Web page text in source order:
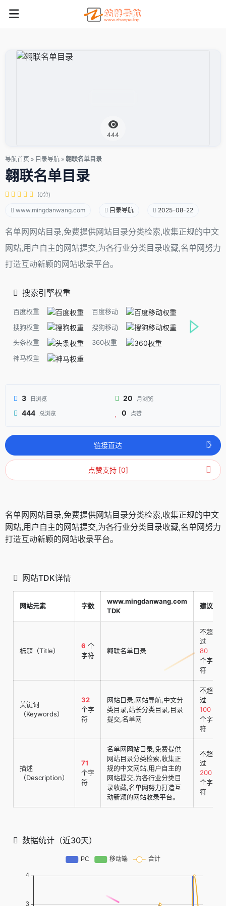
444
导航首页 » 目录导航 » 翱联名单目录
翱联名单目录
(0分)
www.mingdanwang.com 目录导航 2025-08-22
名单网网站目录,免费提供网站目录分类检索,收集正规的中文
网站,用户自主的网站提交,为各行业分类目录收藏,名单网努力
打造互动新颖的网站收录平台。
搜索引擎权重
百度权重
百度移动
搜狗权重
搜狗移动
头条权重
360权重
神马权重
3 日浏览 20 月浏览
444 总浏览 0 点赞
链接直达
点赞支持 [0]
名单网网站目录,免费提供网站目录分类检索,收集正规的中文
网站,用户自主的网站提交,为各行业分类目录收藏,名单网努力
打造互动新颖的网站收录平台。
网站TDK详情
网站元素 字数
www.mingdanwang.com
TDK
建议
标题（Title）
6 个
字符
翱联名单目录
不超
过
80
个字
符
关键词
（Keywords）
32
个字
符
网站目录,网站导航,中文分
类目录,站长分类目录,目录
提交,名单网
不超
过
100
个字
符
描述
（Description）
71
个字
符
名单网网站目录,免费提供
网站目录分类检索,收集正
规的中文网站,用户自主的
网站提交,为各行业分类目
录收藏,名单网努力打造互
动新颖的网站收录平台。
不超
过
200
个字
符
数据统计（近30天）